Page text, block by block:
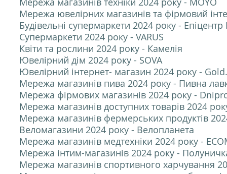
Мережа ювелірних магазинів та фірмовий
Будівельні супермаркети 2024 року - Епіцентр
Супермаркети 2024 року - VARUS
Квіти та рослини 2024 року - Камелія
Ювелірний дім 2024 року - SOVA
Ювелірний інтернет- магазин 2024 року -
Мережа магазинів пива 2024 року - Пивна
Мережа фірмових магазинів 2024 року -
Мережа магазинів доступних товарів 2024
Мережа магазинів фермерських продуктів
Веломагазини 2024 року - Велопланета
Мережа магазинів медтехніки 2024 року -
Мережа інтим-магазинів 2024 року -
Мережа магазинів спортивного харчування